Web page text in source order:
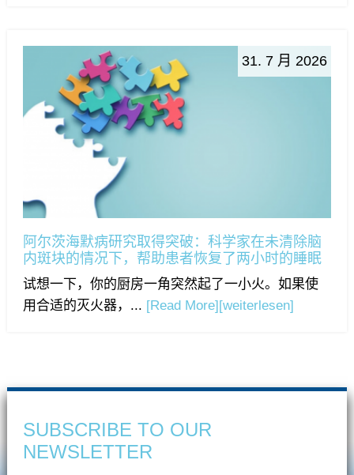
31. 7 月 2026
阿尔茨海默病研究取得突破：科学家在未清除脑
内斑块的情况下，帮助患者恢复了两小时的睡眠
试想一下，你的厨房一角突然起了一小火。如果使
用合适的灭火器，... [Read More] [weiterlesen]
SUBSCRIBE TO OUR
NEWSLETTER